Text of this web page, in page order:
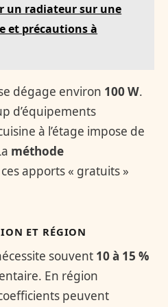
un radiateur sur une
et précautions à
dégage environ 100 W.
d’équipements
à l’étage impose de
méthode
apports « gratuits »
ET RÉGION
souvent 10 à 15 %
En région
peuvent